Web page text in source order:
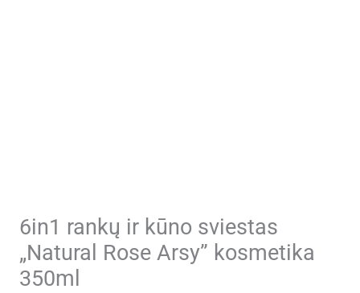
6in1 rankų ir kūno sviestas
„Natural Rose Arsy” kosmetika
350ml